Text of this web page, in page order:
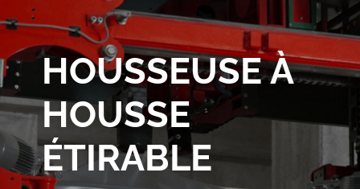
HOUSSEUSE À
HOUSSE
ÉTIRABLE